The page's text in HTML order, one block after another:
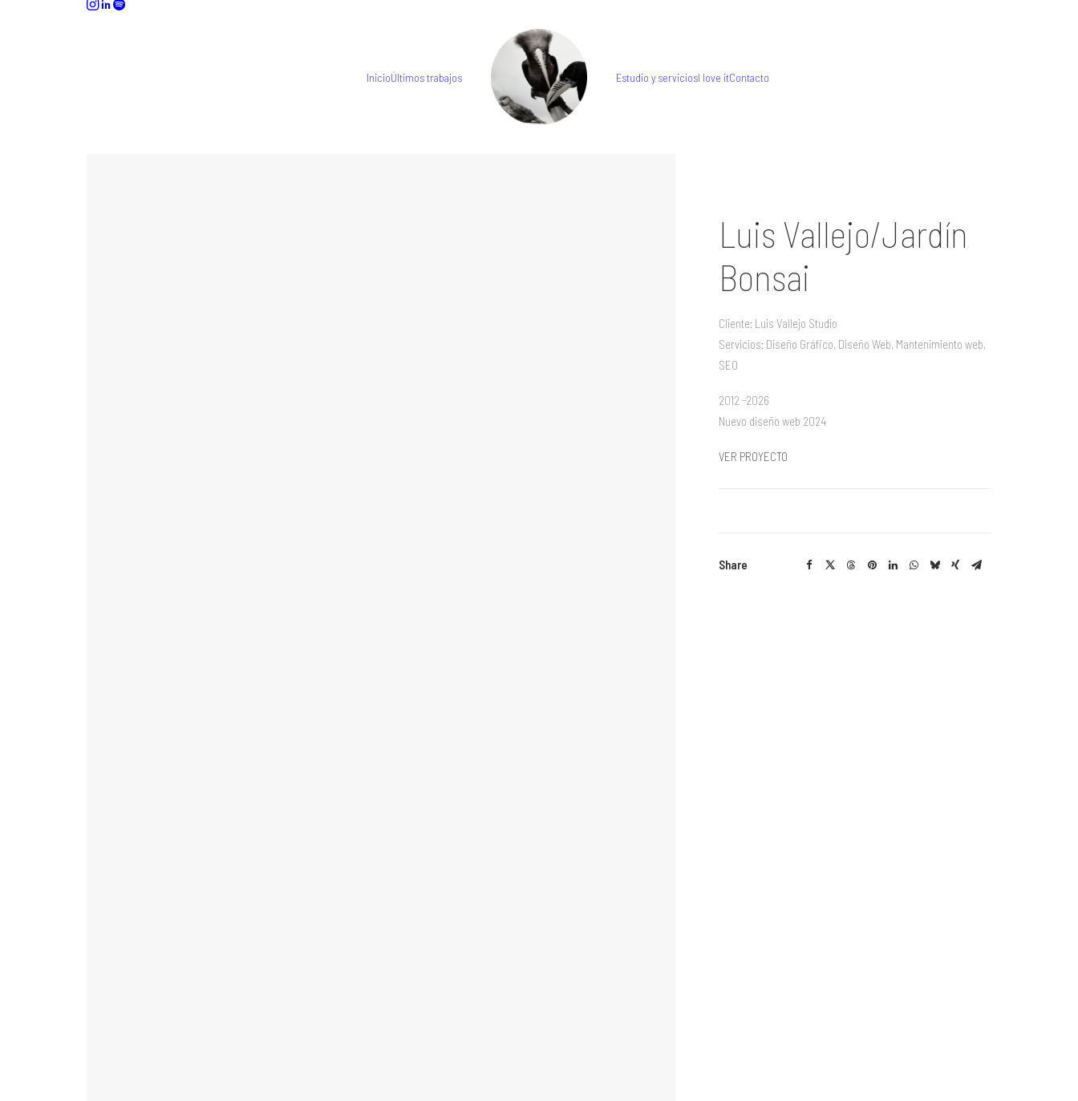
InicioÚltimos trabajos Estudio y serviciosI love itContacto
Luis Vallejo/Jardín
Bonsai
Cliente: Luis Vallejo Studio
Servicios: Diseño Gráfico, Diseño Web, Mantenimiento web,
SEO
2012 -2026
Nuevo diseño web 2024
VER PROYECTO
Share